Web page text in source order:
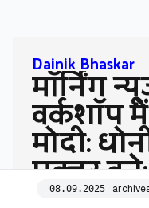
Dainik Bhaskar
मॉर्निंग
वर्कशॉप
मोदी:
एक्टर
रेवन्ना
08.09.2025